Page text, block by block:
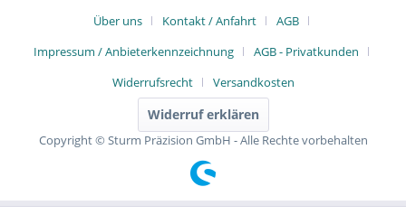
Über uns
Kontakt / Anfahrt
AGB
Impressum / Anbieterkennzeichnung
AGB - Privatkunden
Widerrufsrecht
Versandkosten
Widerruf erklären
Copyright © Sturm Präzision GmbH - Alle Rechte vorbehalten